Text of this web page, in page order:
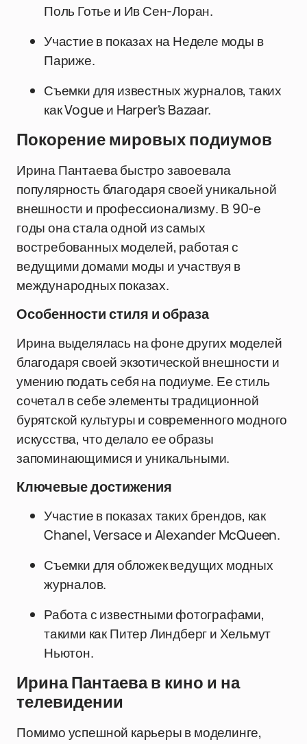
Поль Готье и Ив Сен-Лоран.
Участие в показах на Неделе моды в
Париже.
Съемки для известных журналов, таких
как Vogue и Harper's Bazaar.
Покорение мировых подиумов
Ирина Пантаева быстро завоевала
популярность благодаря своей уникальной
внешности и профессионализму. В 90-е
годы она стала одной из самых
востребованных моделей, работая с
ведущими домами моды и участвуя в
международных показах.
Особенности стиля и образа
Ирина выделялась на фоне других моделей
благодаря своей экзотической внешности и
умению подать себя на подиуме. Ее стиль
сочетал в себе элементы традиционной
бурятской культуры и современного модного
искусства, что делало ее образы
запоминающимися и уникальными.
Ключевые достижения
Участие в показах таких брендов, как
Chanel, Versace и Alexander McQueen.
Съемки для обложек ведущих модных
журналов.
Работа с известными фотографами,
такими как Питер Линдберг и Хельмут
Ньютон.
Ирина Пантаева в кино и на
телевидении
Помимо успешной карьеры в моделинге,